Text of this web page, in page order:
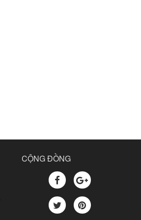
CỘNG ĐỒNG